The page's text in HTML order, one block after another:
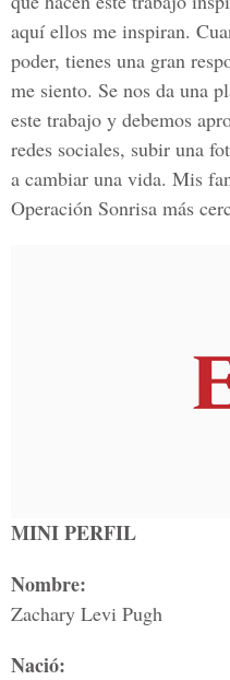
aquí ellos me inspiran.
poder, tienes una gran
me siento. Se nos da una
este trabajo y debemos
redes sociales, subir una
a cambiar una vida. Mis
Operación Sonrisa más
MINI PERFIL
Nombre:
Zachary Levi Pugh
Nació: